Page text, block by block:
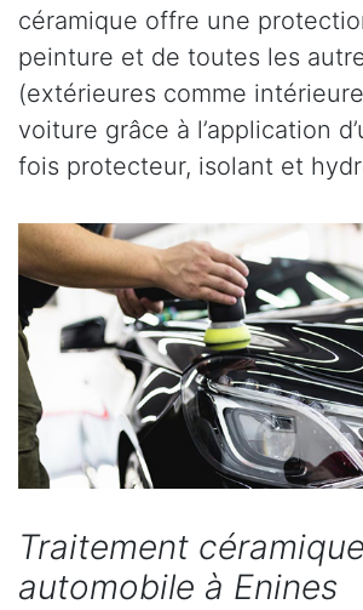
céramique offre une
peinture et de toutes les
(extérieures comme
voiture grâce à l’application
fois protecteur, isolant et
Traitement céramique
automobile à Enines